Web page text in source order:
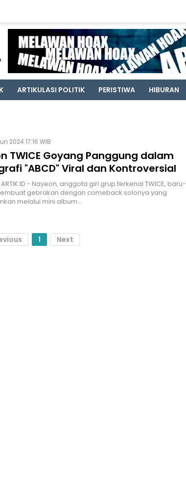
ARTIKULASI POLITIK PERISTIWA HIBURAN
2024 17:16 WIB
TWICE Goyang Panggung dalam
"ABCD" Viral dan Kontroversial
ARTIK.ID - Nayeon, anggota girl grup terkenal TWICE, baru-
gebrakan dengan comeback solonya yang
melalui mini album…
1 Next